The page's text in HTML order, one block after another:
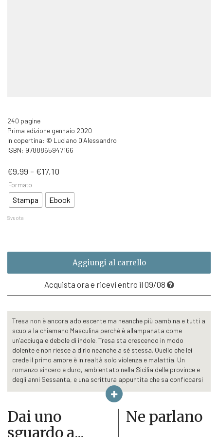
240 pagine
Prima edizione gennaio 2020
In copertina: © Luciano D'Alessandro
ISBN: 9788865947166
€9,99 - €17,10
da
€9,99
Formato
Stampa Ebook
Svuota
Aggiungi al carrello
Acquista ora e ricevi entro il 09/08
Tresa non è ancora adolescente ma neanche più bambina e tutti a
scuola la chiamano Masculina perché è allampanata come
un’acciuga e debole di indole. Tresa sta crescendo in modo
dolente e non riesce a dirlo neanche a sé stessa. Quello che lei
crede il primo amore è in realtà solo violenza e malattia. Un
romanzo sincero e duro, ambientato nella Sicilia delle province e
degli anni Sessanta, e una scrittura appuntita che sa conficcarsi
lì dove l’infanzia finisce per colpa degli adulti.
Tresa è stata educata dal padre al silenzio e al rigore. In tutto lei
deve assomigliare a Gero, il suo fratello gemello: stessi abiti e
stessa compostezza. Del suo essere femmina a nessuno sembra
importare, fino al giorno in cui suo padre parte per lavoro e lascia
Dai uno
sguardo a...
Ne parlano